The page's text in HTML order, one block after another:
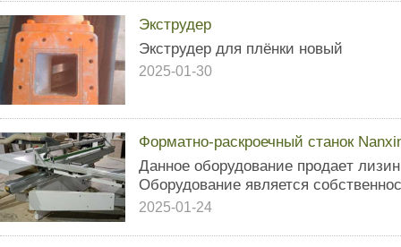
Экструдер
Экструдер для плёнки новый
2025-01-30
Форматно-раскроечный станок
Данное оборудование прoдаeт
Оборудование является
2025-01-24